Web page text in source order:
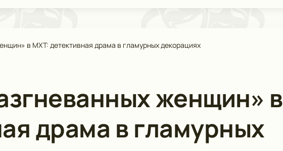
в МХТ: детективная драма в гламурных декорациях
женщин» в
драма в гламурных